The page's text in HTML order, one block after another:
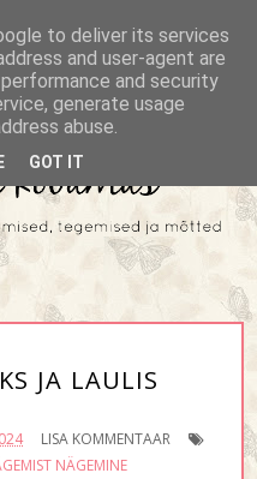
JA LAULIS
LISA KOMMENTAAR
NÄGEMINE
to deliver its services
and user-agent are
and security
generate usage
abuse.
GOT IT